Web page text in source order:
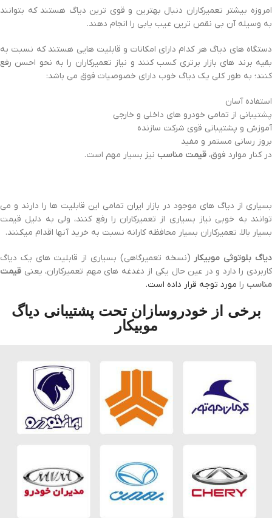
امروزه بیشتر تعمیرکاران دنبال بهترین و قوی ترین دیاگ هستند که بتوانند
به وسیله آن بی نقص ترین عیب یابی را انجام دهند.
دستگاه های دیاگ هر کدام دارای امکانات و قابلیت هایی هستند که نسبت به
بقیه برند های بازار برتری کسب کنند و نیاز تعمیرکاران را به نحو احسن رفع
کنند؛ به طور کلی یک دیاگ خوب دارای خصوصیات فوق می باشد:
استفاده آسان
پشتیبانی از تمامی خودرو های داخلی و خارجی
آموزش و پشتیبانی قوی شرکت سازنده
بروز رسانی مستمر و مفید
در کنار موارد فوق، قیمت مناسب نیز بسیار مهم است.
بسیاری از دیاگ های موجود در بازار ایران تمامی این قابلیت ها را دارند و می
توانند به خوبی نیاز بسیاری از تعمیرکاران را رفع کنند، ولی به دلیل قیمت
بسیار بالا، تعمیرکاران بسیار محافظه کارانه نسبت به خرید آنها اقدام میکنند.
دیاگ بلوتوثی موبیکار (نسخه تعمیرگاهی) بسیاری از قابلیت های یک دیاگ
کاربردی را دارد و در عین حال یکی از دغدغه های مهم تعمیرکاران، یعنی قیمت
مناسب را مورد توجه قرار داده است.
برخی از خودروسازان تحت پشتیبانی دیاگ
موبیکار